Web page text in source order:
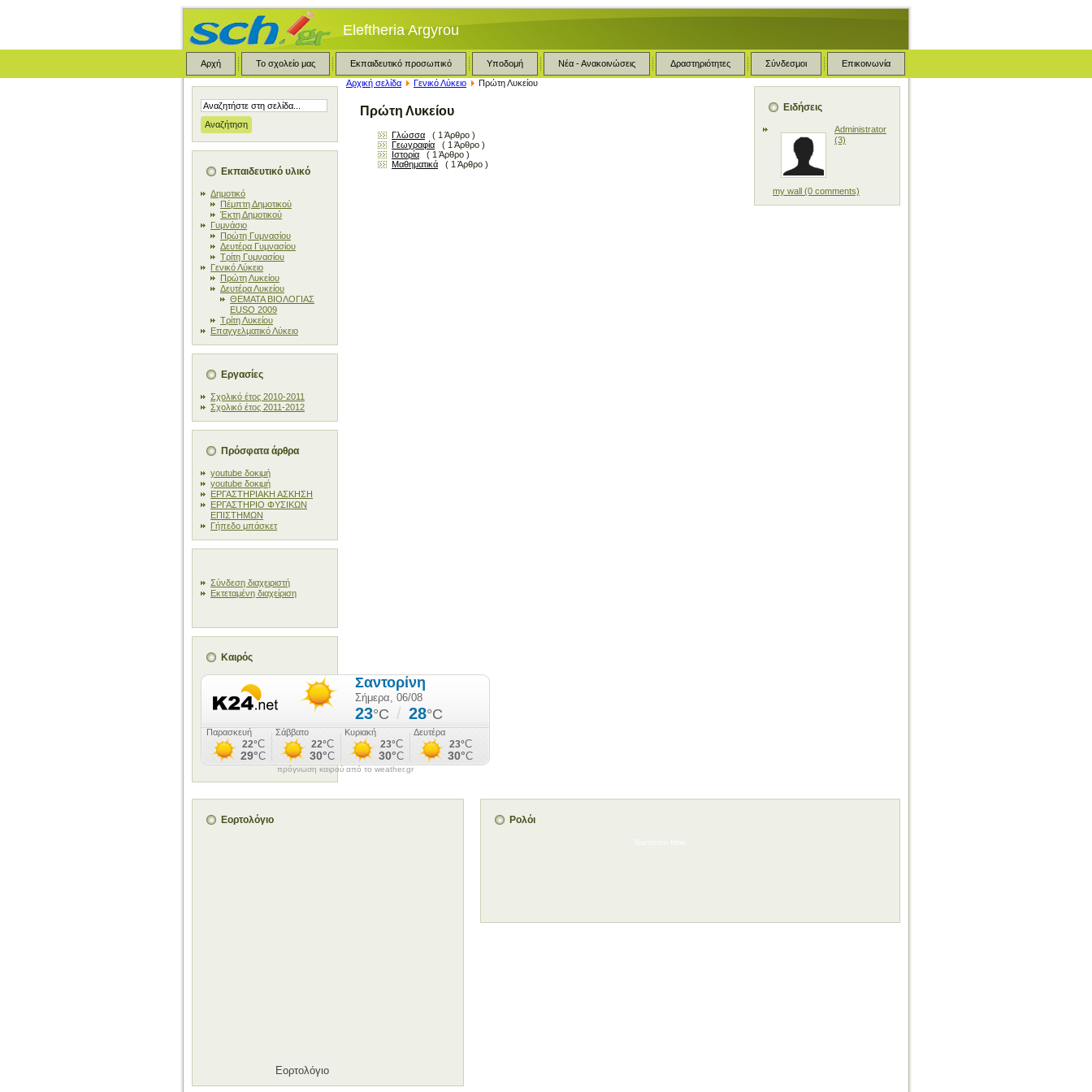
Eleftheria Argyrou
Αρχή Το σχολείο μας Εκπαιδευτικό προσωπικό Υποδομή Νέα - Ανακοινώσεις Δραστηριότητες Σύνδεσμοι Επικοινωνία
Εκπαιδευτικό υλικό
Δημοτικό
Πέμπτη Δημοτικού
Έκτη Δημοτικού
Γυμνάσιο
Πρώτη Γυμνασίου
Δευτέρα Γυμνασίου
Τρίτη Γυμνασίου
Γενικό Λύκειο
Πρώτη Λυκείου
Δευτέρα Λυκείου
ΘΕΜΑΤΑ ΒΙΟΛΟΓΙΑΣ
EUSO 2009
Τρίτη Λυκείου
Επαγγελματικό Λύκειο
Εργασίες
Σχολικό έτος 2010-2011
Σχολικό έτος 2011-2012
Πρόσφατα άρθρα
youtube δοκιμή
youtube δοκιμή
ΕΡΓΑΣΤΗΡΙΑΚΗ ΑΣΚΗΣΗ
ΕΡΓΑΣΤΗΡΙΟ ΦΥΣΙΚΩΝ
ΕΠΙΣΤΗΜΩΝ
Γήπεδο μπάσκετ
Σύνδεση διαχειριστή
Εκτεταμένη διαχείριση
Καιρός
πρόγνωση καιρού από το weather.gr
Αρχική σελίδα Γενικό Λύκειο Πρώτη Λυκείου
Πρώτη Λυκείου
Γλώσσα
( 1 Άρθρο )
Γεωγραφία
( 1 Άρθρο )
Ιστορία
( 1 Άρθρο )
Μαθηματικά
( 1 Άρθρο )
Ειδήσεις
Administrator
(3)
my wall (0 comments)
Εορτολόγιο
Εορτολόγιο
Ρολόι